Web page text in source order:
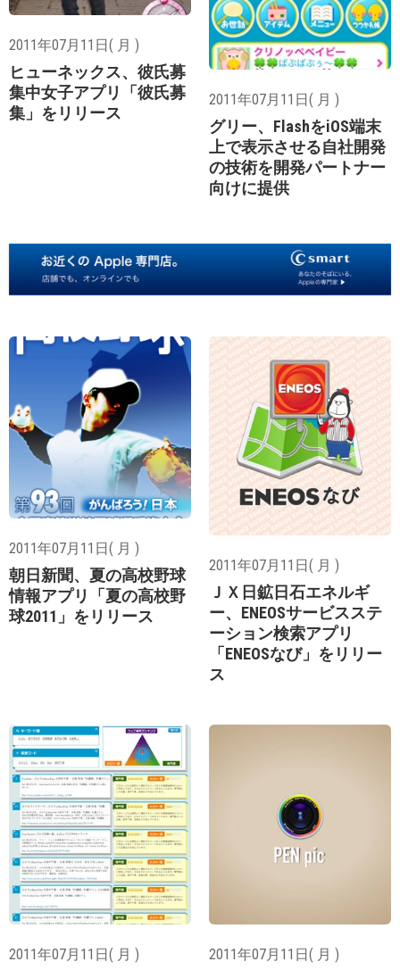
2011年07月11日( 月 )
ヒューネックス、彼氏募
集中女子アプリ「彼氏募
集」をリリース
2011年07月11日( 月 )
グリー、FlashをiOS端末
上で表示させる自社開発
の技術を開発パートナー
向けに提供
2011年07月11日( 月 )
朝日新聞、夏の高校野球
情報アプリ「夏の高校野
球2011」をリリース
2011年07月11日( 月 )
ＪＸ日鉱日石エネルギ
ー、ENEOSサービスステ
ーション検索アプリ
「ENEOSなび」をリリー
ス
2011年07月11日( 月 ) 2011年07月11日( 月 )